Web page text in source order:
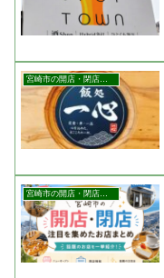
宮崎市の開店・閉店まとめ